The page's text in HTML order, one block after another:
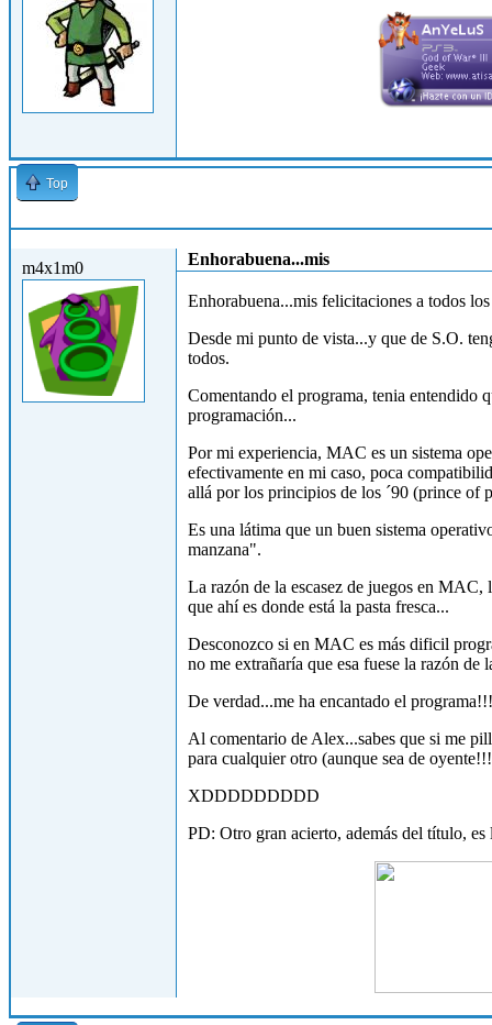
Top
m4x1m0 Enhorabuena...mis
Enhorabuena...mis felicitaciones a todos
Desde mi punto de vista...y que de S.O.
todos.
Comentando el programa, tenia entendido
programación...
Por mi experiencia, MAC es un sistema
efectivamente en mi caso, poca
allá por los principios de los ´90 (prince of
Es una látima que un buen sistema
manzana".
La razón de la escasez de juegos en
que ahí es donde está la pasta fresca...
Desconozco si en MAC es más dificil
no me extrañaría que esa fuese la razón
De verdad...me ha encantado el programa!!!
Al comentario de Alex...sabes que si me
para cualquier otro (aunque sea de
XDDDDDDDDD
PD: Otro gran acierto, además del título,